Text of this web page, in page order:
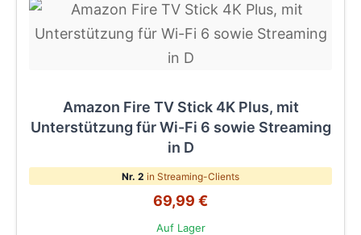
Amazon Fire TV Stick 4K Plus, mit
Unterstützung für Wi-Fi 6 sowie Streaming
in D
Nr. 2 in Streaming-Clients
69,99 €
Auf Lager